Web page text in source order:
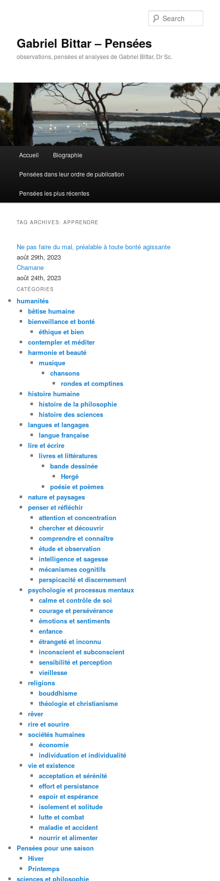
Gabriel Bittar – Pensées
observations, pensées et analyses de Gabriel Bittar, Dr Sc.
Skip to primary content
Skip to secondary content
Accueil Biographie
Pensées dans leur ordre de publication
Pensées les plus récentes
TAG ARCHIVES:APPRENDRE
Ne pas faire du mal, préalable à toute bonté agissante
août 29th, 2023
Chamane
août 24th, 2023
CATÉGORIES
humanités
bêtise humaine
bienveillance et bonté
éthique et bien
contempler et méditer
harmonie et beauté
musique
chansons
rondes et comptines
histoire humaine
histoire de la philosophie
histoire des sciences
langues et langages
langue française
lire et écrire
livres et littératures
bande dessinée
Hergé
poésie et poèmes
nature et paysages
penser et réfléchir
attention et concentration
chercher et découvrir
comprendre et connaître
étude et observation
intelligence et sagesse
mécanismes cognitifs
perspicacité et discernement
psychologie et processus mentaux
calme et contrôle de soi
courage et persévérance
émotions et sentiments
enfance
étrangeté et inconnu
inconscient et subconscient
sensibilité et perception
vieillesse
religions
bouddhisme
théologie et christianisme
rêver
rire et sourire
sociétés humaines
économie
individuation et individualité
vie et existence
acceptation et sérénité
effort et persistance
espoir et espérance
isolement et solitude
lutte et combat
maladie et accident
nourrir et alimenter
Pensées pour une saison
Hiver
Printemps
sciences et philosophie